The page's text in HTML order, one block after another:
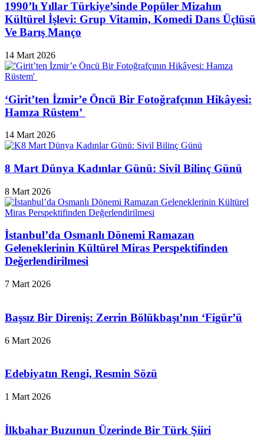
1990’lı Yıllar Türkiye’sinde Popüler Mizahın
Kültürel İşlevi: Grup Vitamin, Komedi Dans Üçlüsü
Ve Barış Manço
14 Mart 2026
‘Girit’ten İzmir’e Öncü Bir Fotoğrafçının Hikâyesi:
Hamza Rüstem’
14 Mart 2026
8 Mart Dünya Kadınlar Günü: Sivil Bilinç Günü
8 Mart 2026
İstanbul’da Osmanlı Dönemi Ramazan
Geleneklerinin Kültürel Miras Perspektifinden
Değerlendirilmesi
7 Mart 2026
Başsız Bir Direniş: Zerrin Bölükbaşı’nın ‘Figür’ü
6 Mart 2026
Edebiyatın Rengi, Resmin Sözü
1 Mart 2026
İlkbahar Buzunun Üzerinde Bir Türk Şiiri